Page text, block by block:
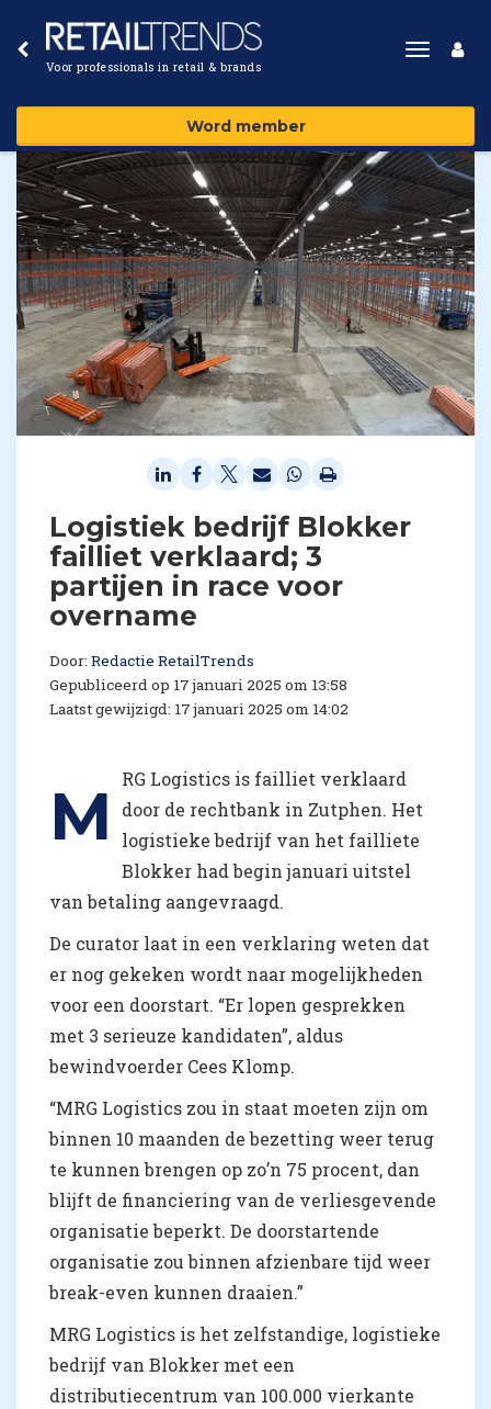
Voor professionals in retail & brands
Toggle
Word member
Logistiek bedrijf Blokker
failliet verklaard; 3
partijen in race voor
overname
Door: Redactie RetailTrends
Gepubliceerd op 17 januari 2025 om 13:58
Laatst gewijzigd: 17 januari 2025 om 14:02
M
RG Logistics is failliet verklaard
door de rechtbank in Zutphen. Het
logistieke bedrijf van het failliete
Blokker had begin januari uitstel
van betaling aangevraagd.
De curator laat in een verklaring weten dat
er nog gekeken wordt naar mogelijkheden
voor een doorstart. “Er lopen gesprekken
met 3 serieuze kandidaten”, aldus
bewindvoerder Cees Klomp.
“MRG Logistics zou in staat moeten zijn om
binnen 10 maanden de bezetting weer terug
te kunnen brengen op zo’n 75 procent, dan
blijft de financiering van de verliesgevende
organisatie beperkt. De doorstartende
organisatie zou binnen afzienbare tijd weer
break-even kunnen draaien.”
MRG Logistics is het zelfstandige, logistieke
bedrijf van Blokker met een
distributiecentrum van 100.000 vierkante